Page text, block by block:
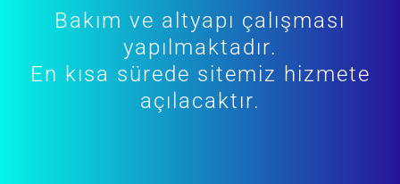
Bakım ve altyapı çalışması
yapılmaktadır.
En kısa sürede sitemiz hizmete
açılacaktır.